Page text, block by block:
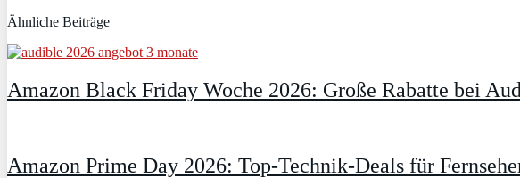
Ähnliche Beiträge
Amazon Black Friday Woche 2026: Große Rabatte bei
Amazon Prime Day 2026: Top-Technik-Deals für